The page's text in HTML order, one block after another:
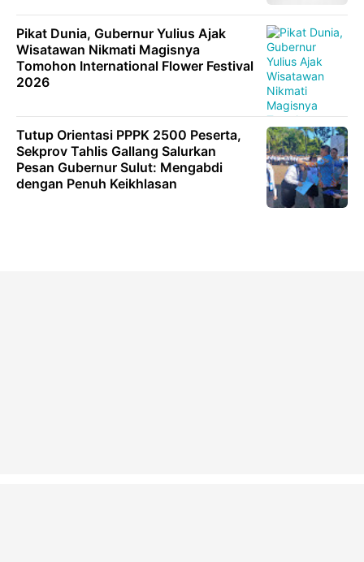
Pikat Dunia, Gubernur Yulius Ajak
Wisatawan Nikmati Magisnya
Tomohon International Flower Festival
2026
Tutup Orientasi PPPK 2500 Peserta,
Sekprov Tahlis Gallang Salurkan
Pesan Gubernur Sulut: Mengabdi
dengan Penuh Keikhlasan